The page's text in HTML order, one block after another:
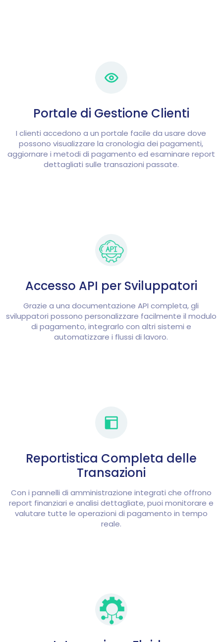
Portale di Gestione Clienti
I clienti accedono a un portale facile da usare dove
possono visualizzare la cronologia dei pagamenti,
aggiornare i metodi di pagamento ed esaminare report
dettagliati sulle transazioni passate.
Accesso API per Sviluppatori
Grazie a una documentazione API completa, gli
sviluppatori possono personalizzare facilmente il modulo
di pagamento, integrarlo con altri sistemi e
automatizzare i flussi di lavoro.
Reportistica Completa delle
Transazioni
Con i pannelli di amministrazione integrati che offrono
report finanziari e analisi dettagliate, puoi monitorare e
valutare tutte le operazioni di pagamento in tempo
reale.